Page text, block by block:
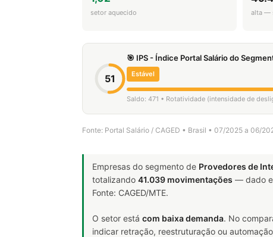
setor aquecido alta —
51
🎯 IPS - Índice Portal Salário do
Estável
Saldo: 471 • Rotatividade (intensidade de
Fonte: Portal Salário / CAGED • Brasil • 07/2025 a 06/
Empresas do segmento de Provedores de
totalizando 41.039 movimentações — dado
Fonte: CAGED/MTE.
O setor está com baixa demanda. No
indicar retração, reestruturação ou